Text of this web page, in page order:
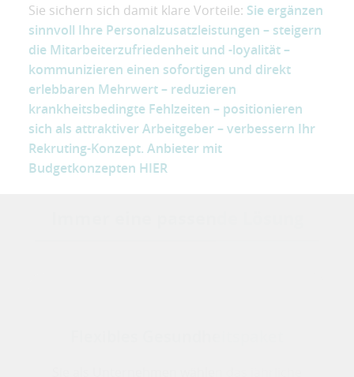
Sie sichern sich damit klare Vorteile: Sie ergänzen
sinnvoll Ihre Personalzusatzleistungen – steigern
die Mitarbeiterzufriedenheit und -loyalität –
kommunizieren einen sofortigen und direkt
erlebbaren Mehrwert – reduzieren
krankheitsbedingte Fehlzeiten – positionieren
sich als attraktiver Arbeitgeber – verbessern Ihr
Rekruting-Konzept. Anbieter mit
Budgetkonzepten HIER